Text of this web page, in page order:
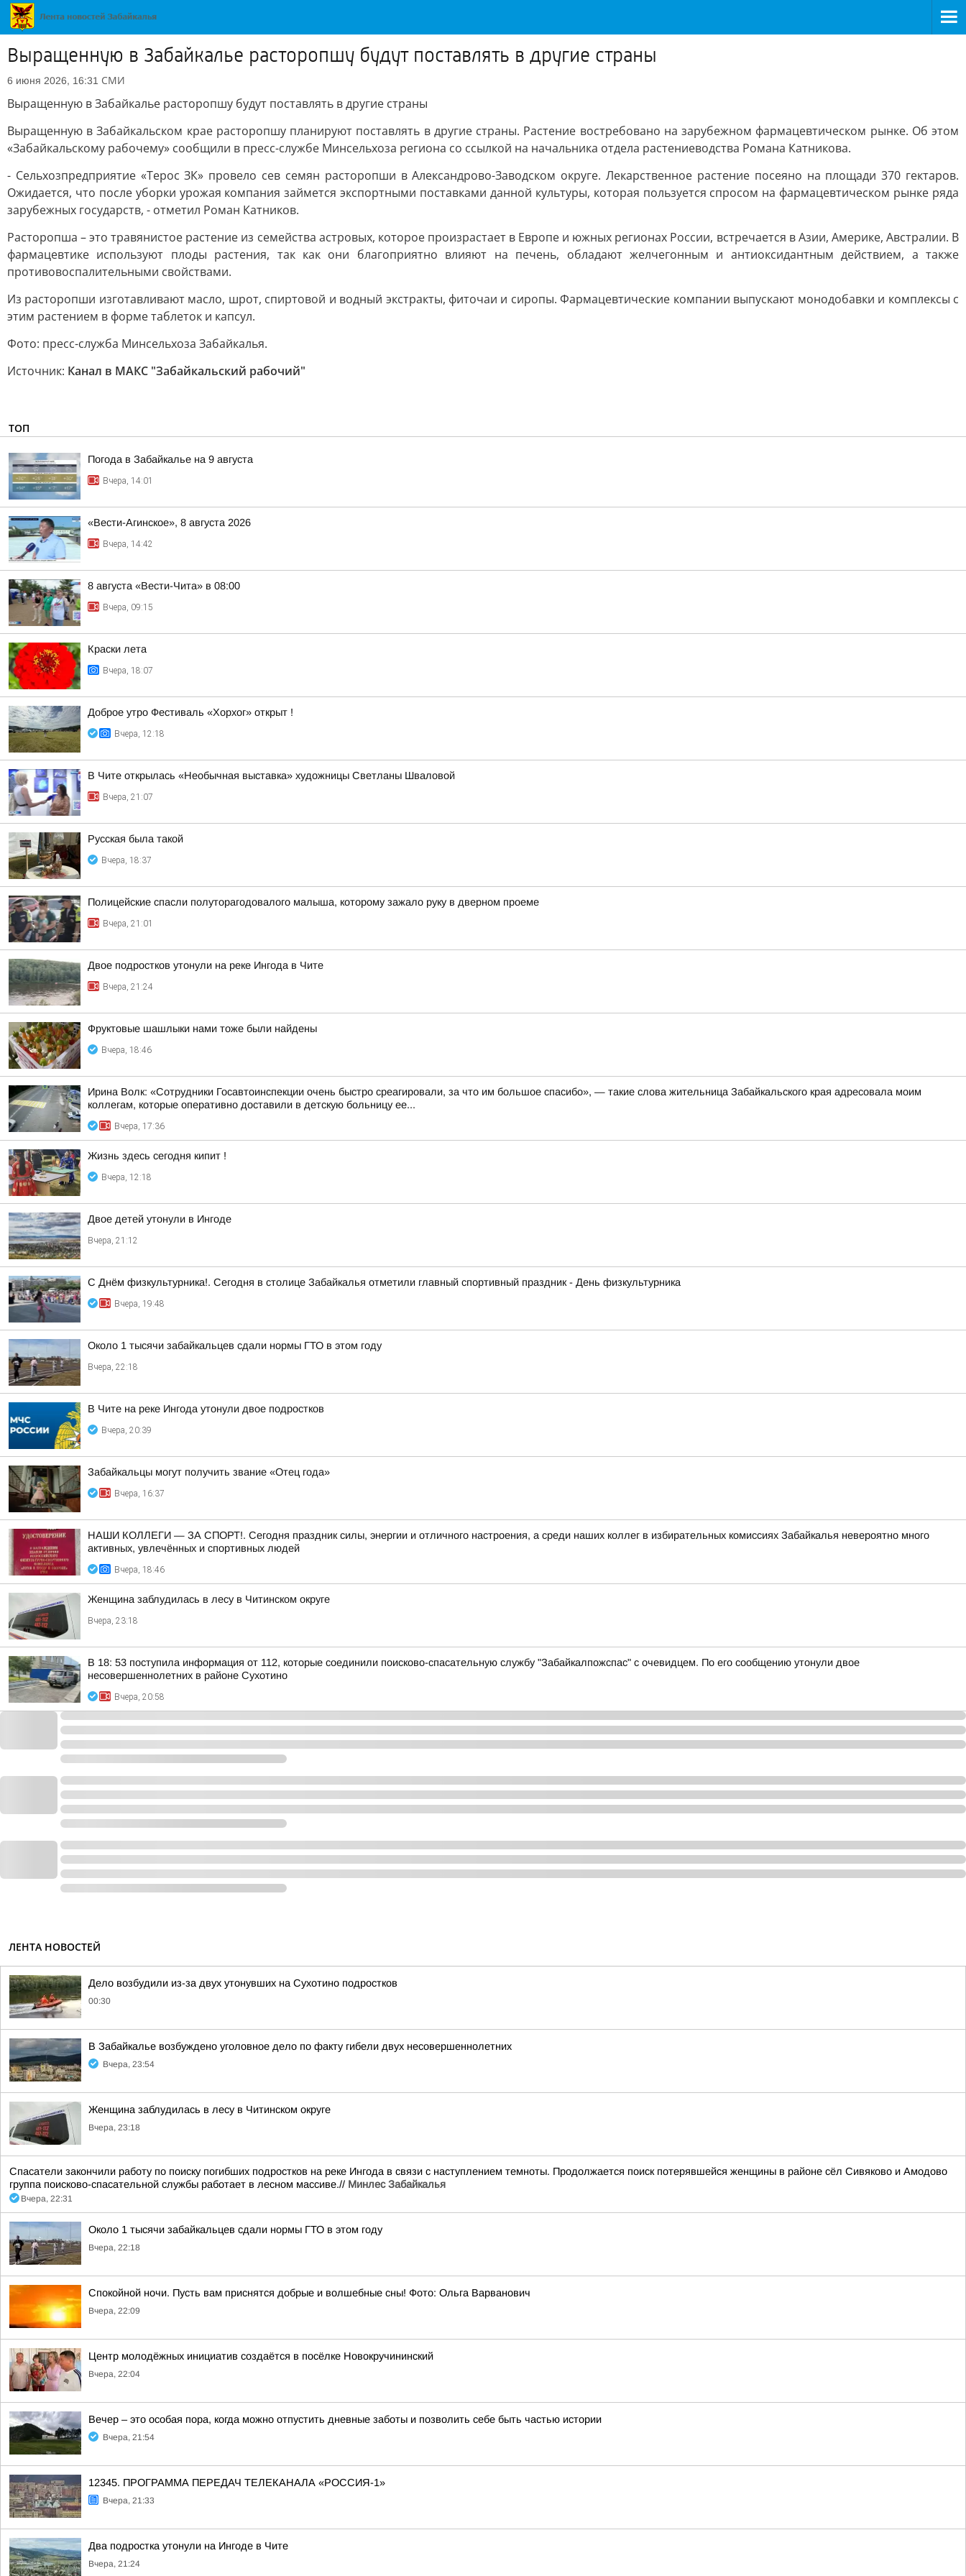
Выращенную в Забайкалье расторопшу будут поставлять в другие страны
6 июня 2026, 16:31 СМИ
Выращенную в Забайкалье расторопшу будут поставлять в другие страны
Выращенную в Забайкальском крае расторопшу планируют поставлять в другие страны. Растение востребовано на зарубежном фармацевтическом рынке. Об этом
«Забайкальскому рабочему» сообщили в пресс-службе Минсельхоза региона со ссылкой на начальника отдела растениеводства Романа Катникова.
- Сельхозпредприятие «Терос ЗК» провело сев семян расторопши в Александрово-Заводском округе. Лекарственное растение посеяно на площади 370 гектаров.
Ожидается, что после уборки урожая компания займется экспортными поставками данной культуры, которая пользуется спросом на фармацевтическом рынке ряда
зарубежных государств, - отметил Роман Катников.
Расторопша – это травянистое растение из семейства астровых, которое произрастает в Европе и южных регионах России, встречается в Азии, Америке, Австралии. В
фармацевтике используют плоды растения, так как они благоприятно влияют на печень, обладают желчегонным и антиоксидантным действием, а также
противовоспалительными свойствами.
Из расторопши изготавливают масло, шрот, спиртовой и водный экстракты, фиточаи и сиропы. Фармацевтические компании выпускают монодобавки и комплексы с
этим растением в форме таблеток и капсул.
Фото: пресс-служба Минсельхоза Забайкалья.
Источник: Канал в МАКС "Забайкальский рабочий"
ТОП
Погода в Забайкалье на 9 августа
Вчера, 14:01
«Вести-Агинское», 8 августа 2026
Вчера, 14:42
8 августа «Вести-Чита» в 08:00
Вчера, 09:15
Краски лета
Вчера, 18:07
Доброе утро Фестиваль «Хорхог» открыт !
Вчера, 12:18
В Чите открылась «Необычная выставка» художницы Светланы Шваловой
Вчера, 21:07
Русская была такой
Вчера, 18:37
Полицейские спасли полуторагодовалого малыша, которому зажало руку в дверном проеме
Вчера, 21:01
Двое подростков утонули на реке Ингода в Чите
Вчера, 21:24
Фруктовые шашлыки нами тоже были найдены
Вчера, 18:46
Ирина Волк: «Сотрудники Госавтоинспекции очень быстро среагировали, за что им большое спасибо», — такие слова жительница Забайкальского края адресовала моим
коллегам, которые оперативно доставили в детскую больницу ее...
Вчера, 17:36
Жизнь здесь сегодня кипит !
Вчера, 12:18
Двое детей утонули в Ингоде
Вчера, 21:12
С Днём физкультурника!. Сегодня в столице Забайкалья отметили главный спортивный праздник - День физкультурника
Вчера, 19:48
Около 1 тысячи забайкальцев сдали нормы ГТО в этом году
Вчера, 22:18
В Чите на реке Ингода утонули двое подростков
Вчера, 20:39
Забайкальцы могут получить звание «Отец года»
Вчера, 16:37
НАШИ КОЛЛЕГИ — ЗА СПОРТ!. Сегодня праздник силы, энергии и отличного настроения, а среди наших коллег в избирательных комиссиях Забайкалья невероятно много
активных, увлечённых и спортивных людей
Вчера, 18:46
Женщина заблудилась в лесу в Читинском округе
Вчера, 23:18
В 18: 53 поступила информация от 112, которые соединили поисково-спасательную службу "Забайкалпожспас" с очевидцем. По его сообщению утонули двое
несовершеннолетних в районе Сухотино
Вчера, 20:58
ЛЕНТА НОВОСТЕЙ
Дело возбудили из-за двух утонувших на Сухотино подростков
00:30
В Забайкалье возбуждено уголовное дело по факту гибели двух несовершеннолетних
Вчера, 23:54
Женщина заблудилась в лесу в Читинском округе
Вчера, 23:18
Спасатели закончили работу по поиску погибших подростков на реке Ингода в связи с наступлением темноты. Продолжается поиск потерявшейся женщины в районе сёл Сивяково и Амодово
группа поисково-спасательной службы работает в лесном массиве.// Минлес Забайкалья
Вчера, 22:31
Около 1 тысячи забайкальцев сдали нормы ГТО в этом году
Вчера, 22:18
Спокойной ночи. Пусть вам приснятся добрые и волшебные сны! Фото: Ольга Варванович
Вчера, 22:09
Центр молодёжных инициатив создаётся в посёлке Новокручининский
Вчера, 22:04
Вечер – это особая пора, когда можно отпустить дневные заботы и позволить себе быть частью истории
Вчера, 21:54
12345. ПРОГРАММА ПЕРЕДАЧ ТЕЛЕКАНАЛА «РОССИЯ-1»
Вчера, 21:33
Два подростка утонули на Ингоде в Чите
Вчера, 21:24